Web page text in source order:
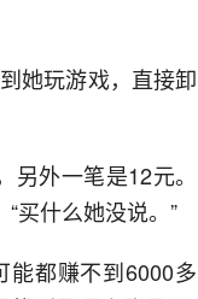
她玩游戏，直接卸
外一笔是12元。
买什么她没说。”
能都赚不到6000多